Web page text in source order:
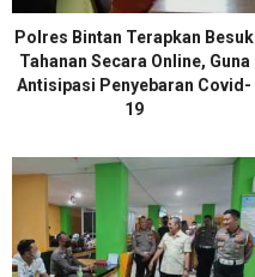
Polres Bintan Terapkan Besuk
Tahanan Secara Online, Guna
Antisipasi Penyebaran Covid-
19